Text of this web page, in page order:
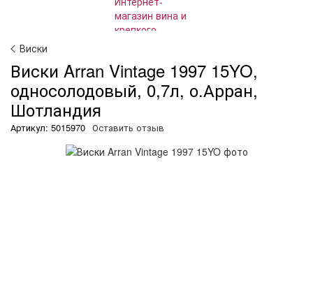
Виски
Виски Arran Vintage 1997 15YO,
односолодовый, 0,7л, о.Арран,
Шотландия
Артикул: 5015970 Оставить отзыв